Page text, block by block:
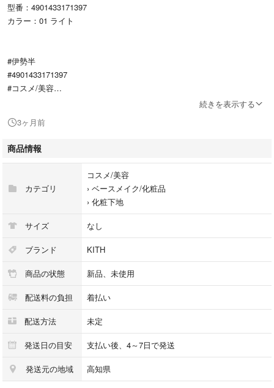
型番：4901433171397
カラー：01 ライト
#伊勢半
#4901433171397
#コスメ/美容
#メイクアップ
続きを表示する
3ヶ月前
商品情報
カテゴリ
コスメ/美容
› ベースメイク/化粧品
› 化粧下地
サイズ なし
ブランド KITH
商品の状態 新品、未使用
配送料の負担 着払い
配送方法 未定
発送日の目安 支払い後、4～7日で発送
発送元の地域 高知県